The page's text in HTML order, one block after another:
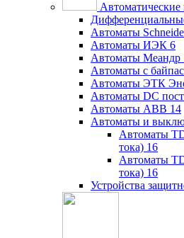
Автоматы
Автоматы ИЭК 6
Автоматы Меандр
Автоматы с
Автоматы ЭТК
Автоматы DC
Автоматы ABB 14
Автоматы и
Автоматы
тока) 16
Автоматы
тока) 16
Устройства